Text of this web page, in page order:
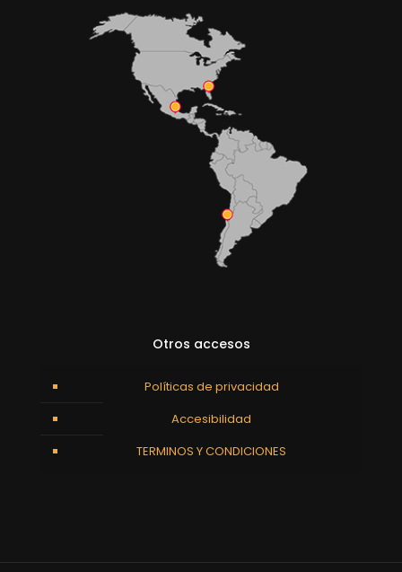
Otros accesos
Políticas de privacidad
Accesibilidad
TERMINOS Y CONDICIONES